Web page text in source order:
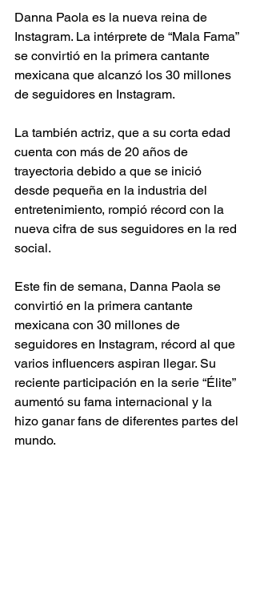
Danna Paola es la nueva reina de
Instagram. La intérprete de “Mala Fama”
se convirtió en la primera cantante
mexicana que alcanzó los 30 millones
de seguidores en Instagram.
La también actriz, que a su corta edad
cuenta con más de 20 años de
trayectoria debido a que se inició
desde pequeña en la industria del
entretenimiento, rompió récord con la
nueva cifra de sus seguidores en la red
social.
Este fin de semana, Danna Paola se
convirtió en la primera cantante
mexicana con 30 millones de
seguidores en Instagram, récord al que
varios influencers aspiran llegar. Su
reciente participación en la serie “Élite”
aumentó su fama internacional y la
hizo ganar fans de diferentes partes del
mundo.